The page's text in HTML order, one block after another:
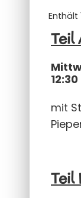
Enthält
Teil
mit
Teil